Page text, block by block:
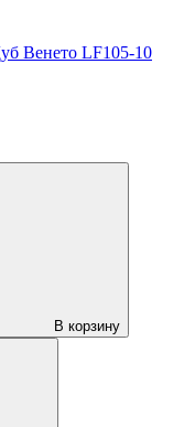
Венето LF105-10
В корзину